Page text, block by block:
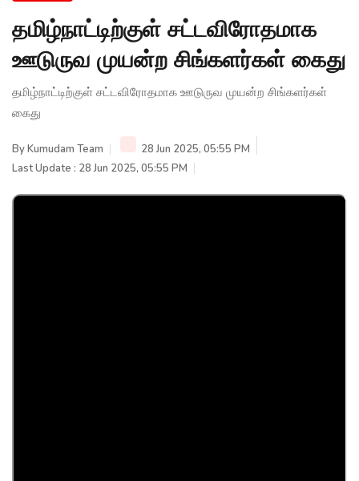
தமிழ்நாட்டிற்குள் சட்டவிரோதமாக
ஊடுருவ முயன்ற சிங்களர்கள் கைது
தமிழ்நாட்டிற்குள் சட்டவிரோதமாக ஊடுருவ முயன்ற சிங்களர்கள்
கைது
ByKumudam Team
28 Jun 2025, 05:55 PM
Last Update : 28 Jun 2025, 05:55 PM